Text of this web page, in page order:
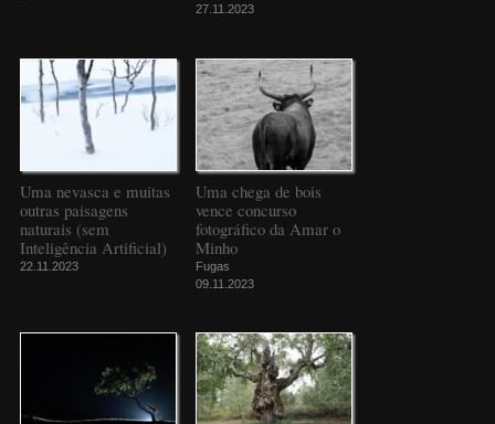
27.11.2023
Uma nevasca e muitas
outras paisagens
naturais (sem
Inteligência Artificial)
22.11.2023
Uma chega de bois
vence concurso
fotográfico da Amar o
Minho
Fugas
09.11.2023